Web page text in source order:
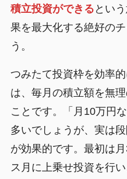
積立投資ができる とい
果を最大化する絶好の
う。
つみたて投資枠を効率
は、毎月の積立額を無
ことです。「月10万円
多いでしょうが、実は
が効果的です。最初は
ス月に上乗せ投資を行